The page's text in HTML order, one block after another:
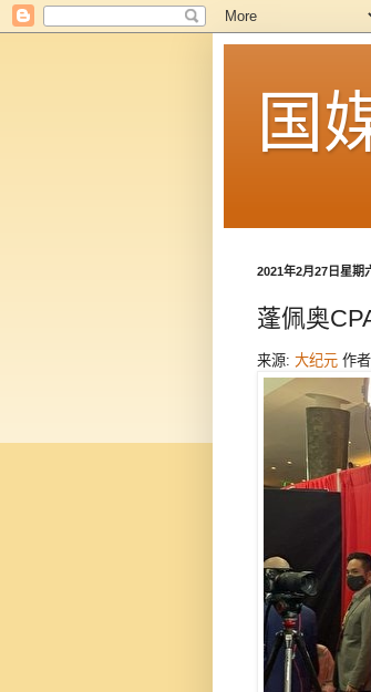
国
2021年2月27日星期
蓬佩奥
来源: 大纪元 作